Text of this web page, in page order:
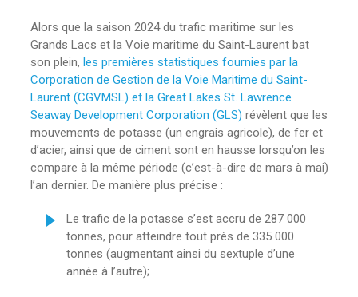
Alors que la saison 2024 du trafic maritime sur les
Grands Lacs et la Voie maritime du Saint-Laurent bat
son plein, les premières statistiques fournies par la
Corporation de Gestion de la Voie Maritime du Saint-
Laurent (CGVMSL) et la Great Lakes St. Lawrence
Seaway Development Corporation (GLS) révèlent que les
mouvements de potasse (un engrais agricole), de fer et
d’acier, ainsi que de ciment sont en hausse lorsqu’on les
compare à la même période (c’est-à-dire de mars à mai)
l’an dernier. De manière plus précise :
Le trafic de la potasse s’est accru de 287 000
tonnes, pour atteindre tout près de 335 000
tonnes (augmentant ainsi du sextuple d’une
année à l’autre);